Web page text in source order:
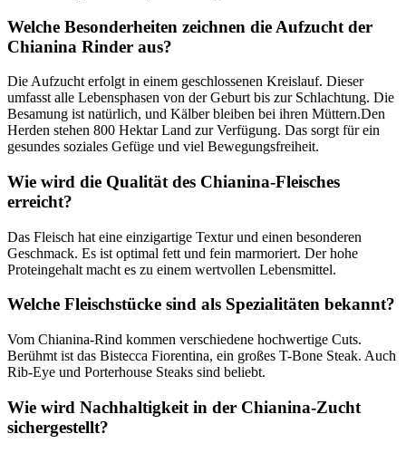
Welche Besonderheiten zeichnen die Aufzucht der
Chianina Rinder aus?
Die Aufzucht erfolgt in einem geschlossenen Kreislauf. Dieser
umfasst alle Lebensphasen von der Geburt bis zur Schlachtung. Die
Besamung ist natürlich, und Kälber bleiben bei ihren Müttern.Den
Herden stehen 800 Hektar Land zur Verfügung. Das sorgt für ein
gesundes soziales Gefüge und viel Bewegungsfreiheit.
Wie wird die Qualität des Chianina-Fleisches
erreicht?
Das Fleisch hat eine einzigartige Textur und einen besonderen
Geschmack. Es ist optimal fett und fein marmoriert. Der hohe
Proteingehalt macht es zu einem wertvollen Lebensmittel.
Welche Fleischstücke sind als Spezialitäten bekannt?
Vom Chianina-Rind kommen verschiedene hochwertige Cuts.
Berühmt ist das Bistecca Fiorentina, ein großes T-Bone Steak. Auch
Rib-Eye und Porterhouse Steaks sind beliebt.
Wie wird Nachhaltigkeit in der Chianina-Zucht
sichergestellt?